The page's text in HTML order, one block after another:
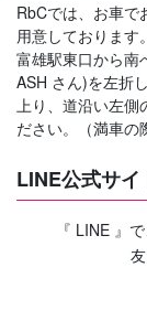
RbCでは、お車で
用意しております。
富雄駅東口から南
ASH さん)を左折
上り、道沿い左側
ださい。（満車の
LINE公式サイ
『 LINE 』